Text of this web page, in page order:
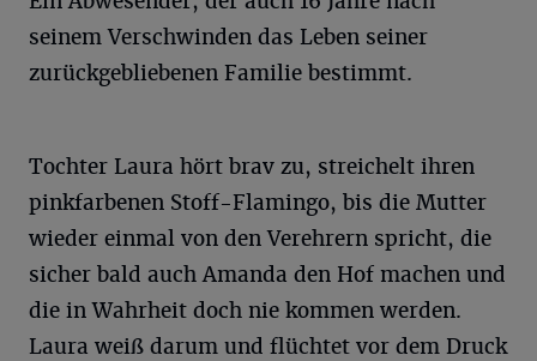
seinem Verschwinden das Leben seiner
zurückgebliebenen Familie bestimmt.
Tochter Laura hört brav zu, streichelt ihren
pinkfarbenen Stoff-Flamingo, bis die Mutter
wieder einmal von den Verehrern spricht, die
sicher bald auch Amanda den Hof machen und
die in Wahrheit doch nie kommen werden.
Laura weiß darum und flüchtet vor dem Druck